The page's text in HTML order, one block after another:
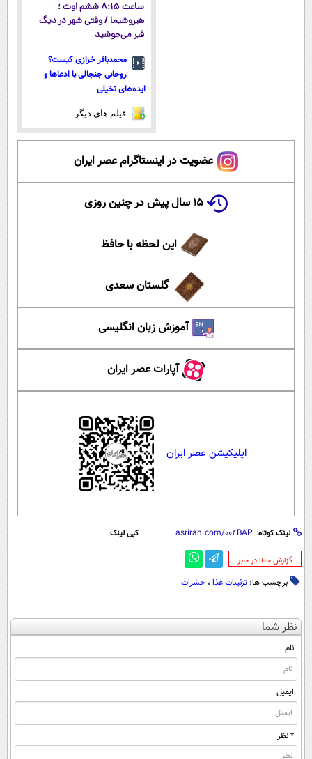
ساعت ۸:۱۵ ششم اوت ؛
هیروشیما / وقتی شهر در دیگ
قیر می‌جوشید
محمدباقر خرازی کیست؟
روحانی جنجالی با ادعاها و
ایده‌های تخیلی
فیلم های دیگر
عضویت در اینستاگرام عصر ایران
۱۵ سال پیش در چنین روزی
این لحظه با حافظ
گلستان سعدی
آموزش زبان انگلیسی
آپارات عصر ایران
اپلیکیشن عصر ایران
لینک کوتاه: کپی لینک
‌گزارش خطا در خبر
برچسب ها: تزئینات غذا ، حشرات
نظر شما
نام
ایمیل
* نظر